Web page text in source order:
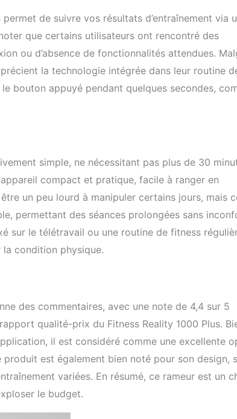
de suivre vos résultats d’entraînement via
que certains utilisateurs ont rencontré des
ou d’absence de fonctionnalités attendues.
la technologie intégrée dans leur routine
bouton appuyé pendant quelques secondes,
simple, ne nécessitant pas plus de 30
compact et pratique, facile à ranger en
un peu lourd à manipuler certains jours, mais
permettant des séances prolongées sans
sur le télétravail ou une routine de fitness
condition physique.
des commentaires, avec une note de 4,4 sur 5
qualité-prix du Fitness Reality 1000 Plus.
il est considéré comme une excellente
est également bien noté pour son design,
variées. En résumé, ce rameur est un
le budget.